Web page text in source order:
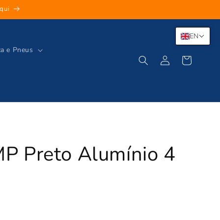
e Pneus
Log
in
Cart
Preto Alumínio 4
EN